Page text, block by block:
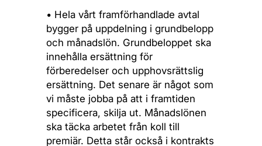
• Hela vårt framförhandlade avtal
bygger på uppdelning i grundbelopp
och månadslön. Grundbeloppet ska
innehålla ersättning för
förberedelser och upphovsrättslig
ersättning. Det senare är något som
vi måste jobba på att i framtiden
specificera, skilja ut. Månadslönen
ska täcka arbetet från koll till
premiär. Detta står också i kontrakts